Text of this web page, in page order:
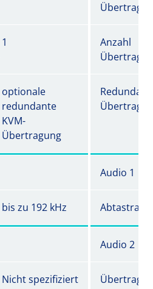
1
Anzahl
optionale
redundante
KVM-
Übertragung
Audio 1
bis zu 192 kHz Abtastrate
Audio 2
Nicht spezifiziert